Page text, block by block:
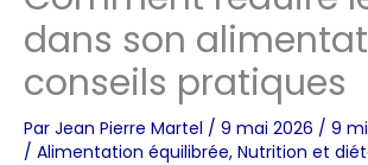
dans son
conseils pratiques
Par Jean Pierre Martel / 9 mai 2026 / 9
/ Alimentation équilibrée, Nutrition et